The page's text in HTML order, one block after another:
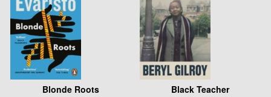
Blonde Roots Black Teacher